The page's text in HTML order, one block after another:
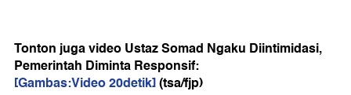
Tonton juga video Ustaz Somad Ngaku Diintimidasi,
Pemerintah Diminta Responsif:
[Gambas:Video 20detik](tsa/fjp)